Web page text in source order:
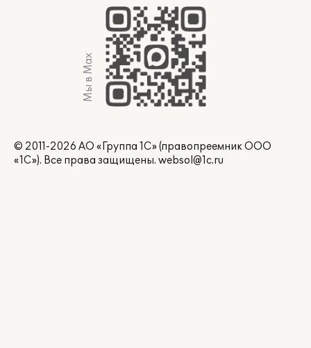
Мы в Max
© 2011-2026 АО «Группа 1С» (правопреемник ООО
«1С»). Все права защищены. websol@1c.ru